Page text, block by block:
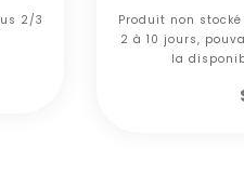
2/3
Produit non
2 à 10 jours,
la